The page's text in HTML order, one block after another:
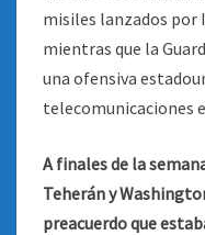
misiles lanzados por
mientras que la
una ofensiva
telecomunicaciones
A finales de la
Teherán y
preacuerdo que